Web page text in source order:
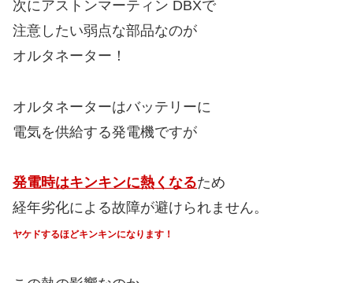
次にアストンマーティン DBXで
注意したい弱点な部品なのが
オルタネーター！
オルタネーターはバッテリーに
電気を供給する発電機ですが
発電時はキンキンに熱くなるため
経年劣化による故障が避けられません。
ヤケドするほどキンキンになります！